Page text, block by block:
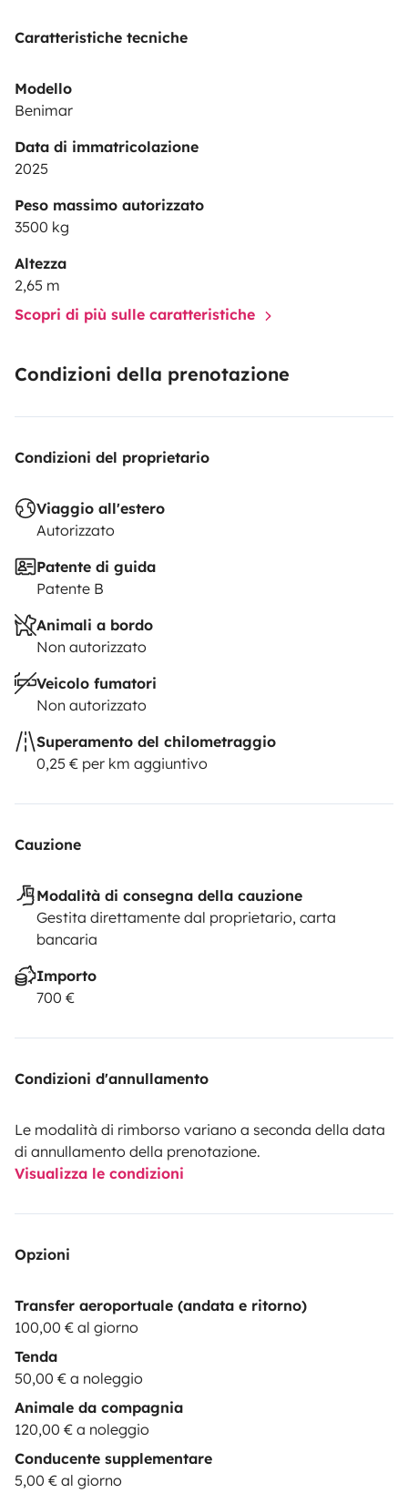
Caratteristiche tecniche
Modello
Benimar
Data di immatricolazione
2025
Peso massimo autorizzato
3500 kg
Altezza
2,65 m
Scopri di più sulle caratteristiche
Condizioni della prenotazione
Condizioni del proprietario
Viaggio all'estero
Autorizzato
Patente di guida
Patente B
Animali a bordo
Non autorizzato
Veicolo fumatori
Non autorizzato
Superamento del chilometraggio
0,25 € per km aggiuntivo
Cauzione
Modalità di consegna della cauzione
Gestita direttamente dal proprietario, carta
bancaria
Importo
700 €
Condizioni d'annullamento
Le modalità di rimborso variano a seconda della data
di annullamento della prenotazione.
Visualizza le condizioni
Opzioni
Transfer aeroportuale (andata e ritorno)
100,00 € al giorno
Tenda
50,00 € a noleggio
Animale da compagnia
120,00 € a noleggio
Conducente supplementare
5,00 € al giorno